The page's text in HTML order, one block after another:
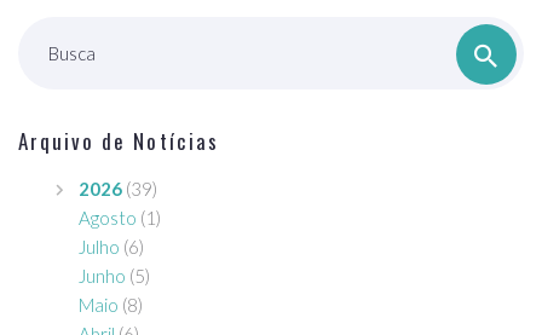
Busca
Arquivo de Notícias
2026 (39)
Agosto (1)
Julho (6)
Junho (5)
Maio (8)